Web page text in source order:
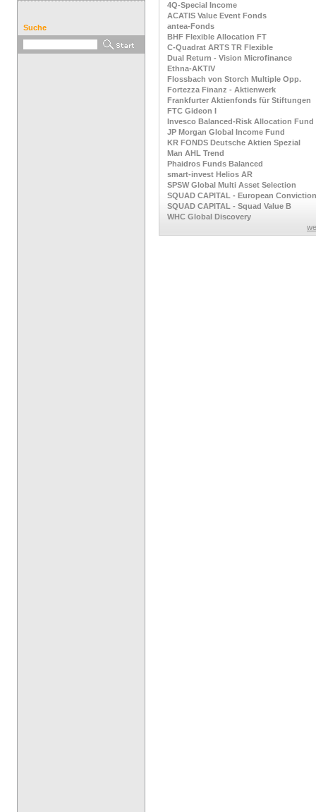
Suche
4Q-Special Income
ACATIS Value Event Fonds
antea-Fonds
BHF Flexible Allocation FT
C-Quadrat ARTS TR Flexible
Dual Return - Vision Microfinance
Ethna-AKTIV
Flossbach von Storch Multiple Opp.
Fortezza Finanz - Aktienwerk
Frankfurter Aktienfonds für Stiftungen
FTC Gideon I
Invesco Balanced-Risk Allocation Fund
JP Morgan Global Income Fund
KR FONDS Deutsche Aktien Spezial
Man AHL Trend
Phaidros Funds Balanced
smart-invest Helios AR
SPSW Global Multi Asset Selection
SQUAD CAPITAL - European
SQUAD CAPITAL - Squad Value B
WHC Global Discovery